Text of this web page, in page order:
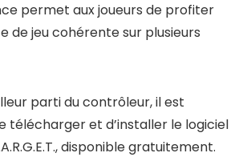
permet aux joueurs de profiter
de jeu cohérente sur plusieurs
parti du contrôleur, il est
télécharger et d’installer le logiciel
disponible gratuitement.